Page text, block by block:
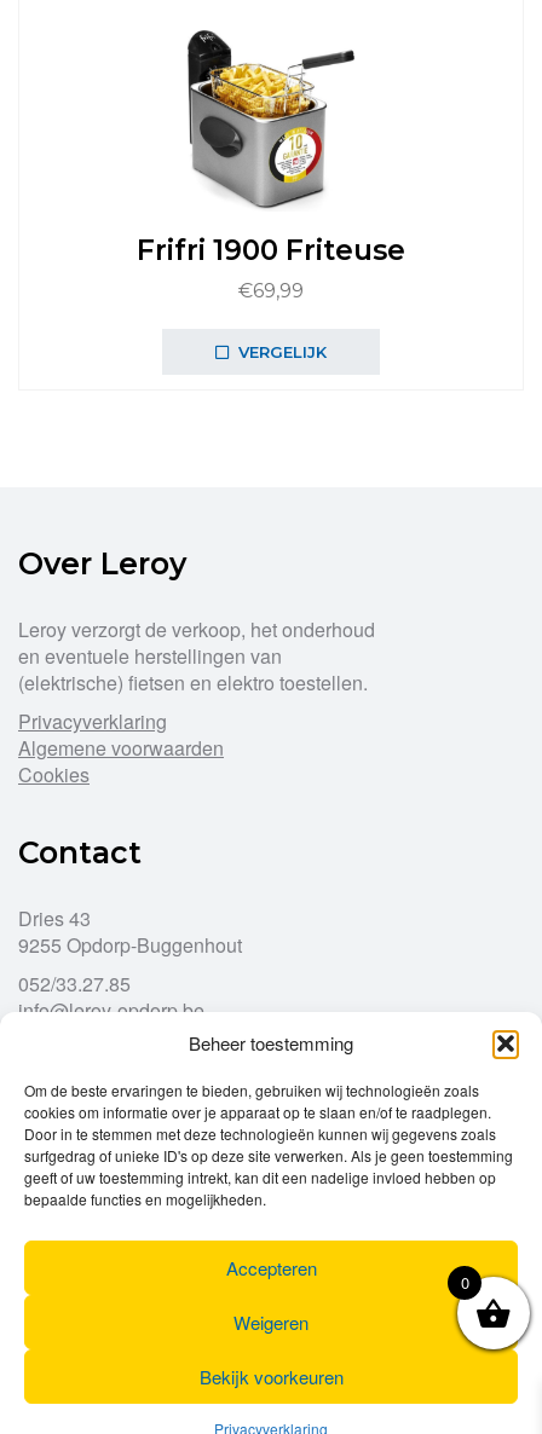
Beheer toestemming
Om de beste ervaringen te bieden, gebruiken wij technologieën zoals
cookies om informatie over je apparaat op te slaan en/of te raadplegen.
Door in te stemmen met deze technologieën kunnen wij gegevens zoals
surfgedrag of unieke ID's op deze site verwerken. Als je geen toestemming
geeft of uw toestemming intrekt, kan dit een nadelige invloed hebben op
bepaalde functies en mogelijkheden.
Accepteren
Weigeren
Bekijk voorkeuren
Privacyverklaring
Frifri 1900 Friteuse
€69,99
VERGELIJK
Over Leroy
Leroy verzorgt de verkoop, het onderhoud
en eventuele herstellingen van
(elektrische) fietsen en elektro toestellen.
Privacyverklaring
Algemene voorwaarden
Cookies
Contact
Dries 43
9255 Opdorp-Buggenhout
052/33.27.85
info@leroy-opdorp.be
Openingsuren
Ma
gesloten
Di
9u – 12u
13u – 18u00
Wo
9u – 12u
13u – 18u00
Do
9u – 12u
13u – 18u00
13u – 18u00
Za
0